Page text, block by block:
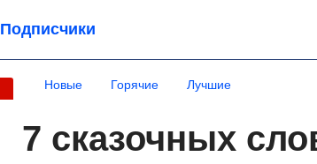
Подписчики
Новые Горячие Лучшие
7 сказочных